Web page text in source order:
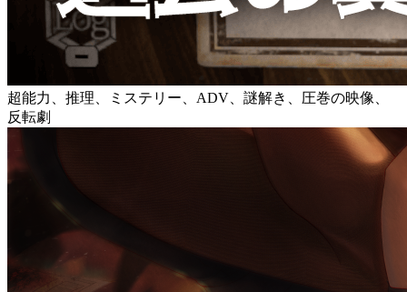
超能力、推理、ミステリー、ADV、謎解き、圧巻の映像、
反転劇